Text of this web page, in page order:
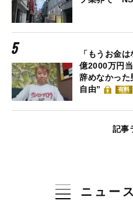
「もうお金
億2000万円
辞めなかった
自由”
有料
記事
ニュー